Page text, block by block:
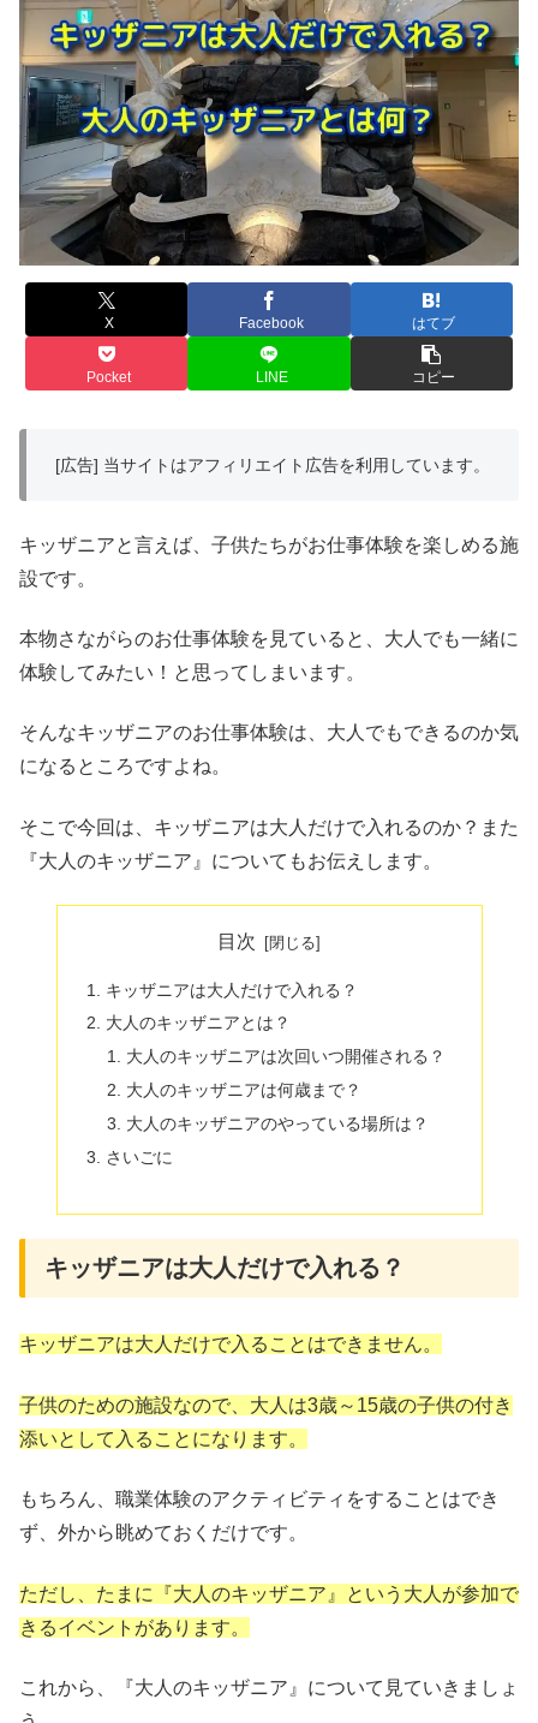
X Facebook はてブ
Pocket LINE コピー
[広告] 当サイトはアフィリエイト広告を利用しています。
キッザニアと言えば、子供たちがお仕事体験を楽しめる施
設です。
本物さながらのお仕事体験を見ていると、大人でも一緒に
体験してみたい！と思ってしまいます。
そんなキッザニアのお仕事体験は、大人でもできるのか気
になるところですよね。
そこで今回は、キッザニアは大人だけで入れるのか？また
『大人のキッザニア』についてもお伝えします。
目次
キッザニアは大人だけで入れる？
大人のキッザニアとは？
大人のキッザニアは次回いつ開催される？
大人のキッザニアは何歳まで？
大人のキッザニアのやっている場所は？
さいごに
キッザニアは大人だけで入れる？
キッザニアは大人だけで入ることはできません。
子供のための施設なので、大人は3歳～15歳の子供の付き
添いとして入ることになります。
もちろん、職業体験のアクティビティをすることはでき
ず、外から眺めておくだけです。
ただし、たまに『大人のキッザニア』という大人が参加で
きるイベントがあります。
これから、『大人のキッザニア』について見ていきましょ